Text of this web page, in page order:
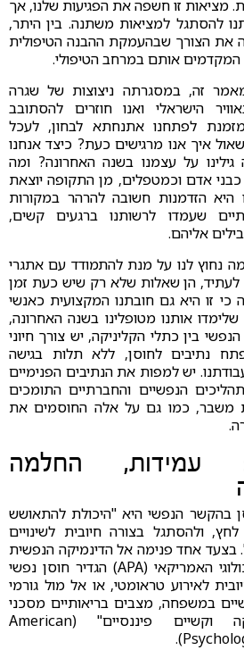
מציאות זו חשפה את הפגיעות שלנו, אך
להסתגל למציאות משתנה. בין היתר,
את הצורך שבהעמקת ההבנה הטיפולית
המקדמים אותם במרחב הטיפולי.
זה, במסגרתה ניצוצות של שגרה
הישראלי ואנו חוזרים להסתובב
לפתחנו אתנחתא לבחון, לעכל
איך אנו מרגישים כעת? כיצד אנחנו
על עצמנו בשנה האחרונה? ומה
אדם וכמטפלים, מן התקופה יוצאת
הזדמנות חשובה להרהר במקורות
שעמדו לרשותנו ברגעים קשים,
אליהם.
נחוץ לנו על מנת להתמודד עם אתגרי
הן שאלות שלא רק שיש כעת זמן
זו היא גם חובתנו המקצועית כאנשי
אותנו מטופלינו בשנה האחרונה,
בין כתלי הקליניקה, יש צורך חיוני
נתיבים לחוסן, ללא תלות בגישה
יש למפות את הנתיבים הפנימיים
הנפשיים והחברתיים התומכים
משבר, כמו גם על אלה החוסמים את
עמידות, החלמה
בהקשר הנפשי היא "היכולת להתאושש
ולהסתגל בצורה חיובית לשינויים
אחד פנימה אל הדינמיקה הנפשית
של החוסן, האיגוד הפסיכולוגי האמריקאי (APA) הגדיר חוסן נפשי
לאירוע טראומטי, או אל מול גורמי
במשפחה, מצבים בריאותיים מסכני
חיים, משברי תעסוקה וקשיים פיננסיים" (American